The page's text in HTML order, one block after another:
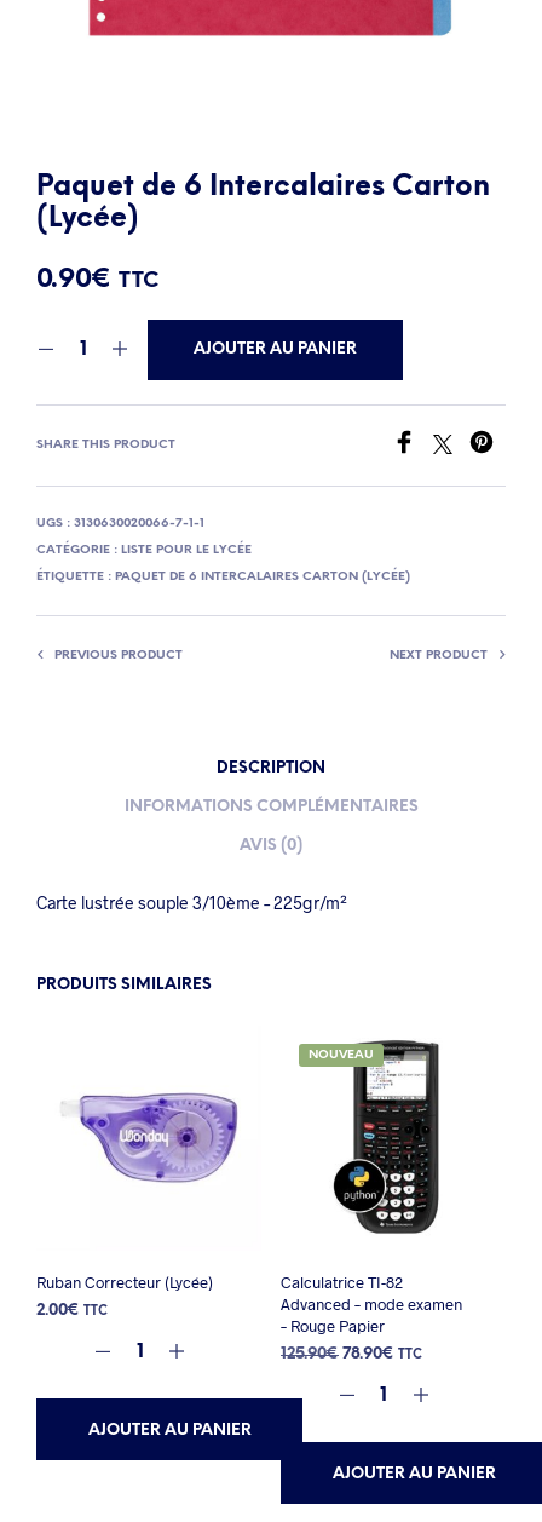
Paquet de 6 Intercalaires Carton
(Lycée)
0.90€ TTC
AJOUTER AU PANIER
SHARE THIS PRODUCT
UGS : 3130630020066-7-1-1
CATÉGORIE : LISTE POUR LE LYCÉE
ÉTIQUETTE : PAQUET DE 6 INTERCALAIRES CARTON (LYCÉE)
PREVIOUS PRODUCT NEXT PRODUCT
DESCRIPTION
INFORMATIONS COMPLÉMENTAIRES
AVIS (0)
Carte lustrée souple 3/10ème – 225gr/m²
PRODUITS SIMILAIRES
Ruban Correcteur (Lycée)
2.00€ TTC
AJOUTER AU PANIER
NOUVEAU
Calculatrice TI-82
Advanced – mode examen
– Rouge Papier
125.90€ Le
initial
125.90€.
78.90€Le
actuel
78.90€.
TTC
AJOUTER AU PANIER